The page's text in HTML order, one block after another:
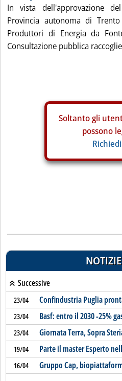
In vista dell'approvazione
Provincia autonoma di Trento
Produttori di Energia da
Consultazione pubblica
Soltanto gli
possono
Successive
23/04 Confindustria Puglia
23/04 Basf: entro il 2030 -25%
23/04 Giornata Terra, Sopra
19/04 Parte il master Esperto
16/04 Gruppo Cap,